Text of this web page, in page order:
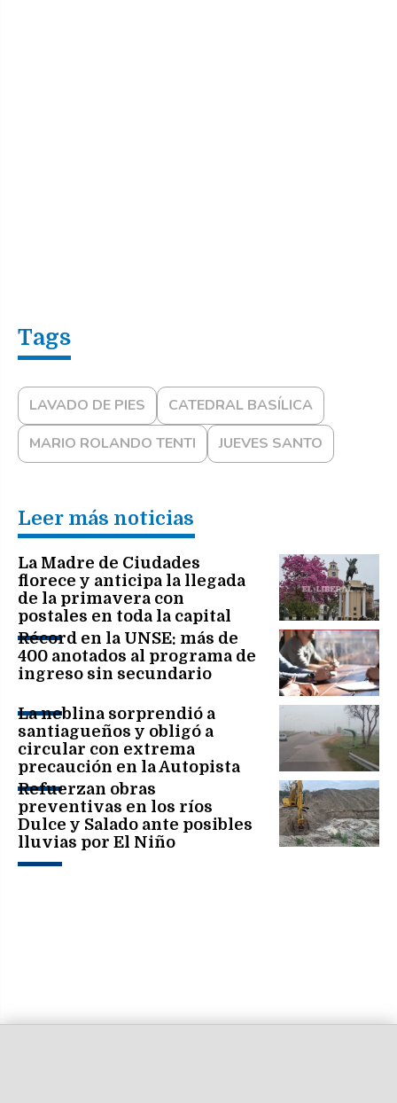
LAVADO DE PIES
CATEDRAL BASÍLICA
MARIO ROLANDO TENTI
JUEVES SANTO
Leer más noticias
La Madre de Ciudades
florece y anticipa la llegada
de la primavera con
postales en toda la capital
Récord en la UNSE: más de
400 anotados al programa de
ingreso sin secundario
La neblina sorprendió a
santiagueños y obligó a
circular con extrema
precaución en la Autopista
Refuerzan obras
preventivas en los ríos
Dulce y Salado ante posibles
lluvias por El Niño